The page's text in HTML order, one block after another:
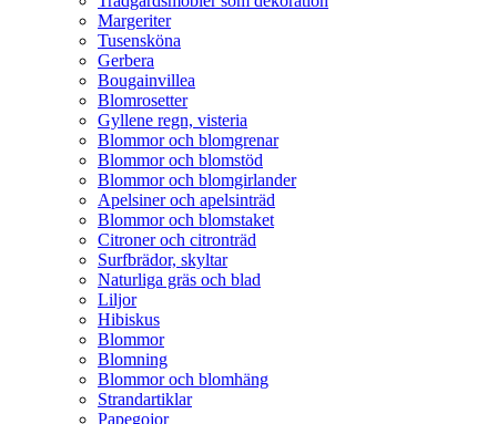
Margeriter
Tusensköna
Gerbera
Bougainvillea
Blomrosetter
Gyllene regn, visteria
Blommor och blomgrenar
Blommor och blomstöd
Blommor och blomgirlander
Apelsiner och apelsinträd
Blommor och blomstaket
Citroner och citronträd
Surfbrädor, skyltar
Naturliga gräs och blad
Liljor
Hibiskus
Blommor
Blomning
Blommor och blomhäng
Strandartiklar
Papegojor